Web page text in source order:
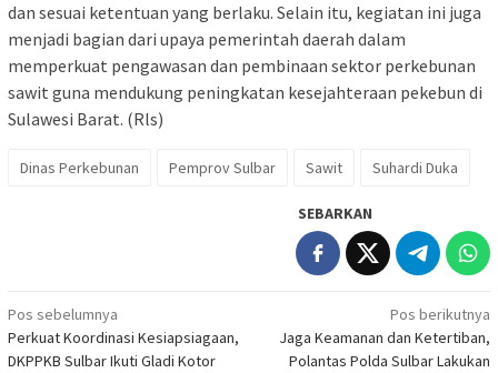
dan sesuai ketentuan yang berlaku. Selain itu, kegiatan ini juga
menjadi bagian dari upaya pemerintah daerah dalam
memperkuat pengawasan dan pembinaan sektor perkebunan
sawit guna mendukung peningkatan kesejahteraan pekebun di
Sulawesi Barat. (Rls)
Dinas Perkebunan Pemprov Sulbar Sawit Suhardi Duka
SEBARKAN
Navigasi
pos
Pos sebelumnya
Perkuat Koordinasi Kesiapsiagaan,
DKPPKB Sulbar Ikuti Gladi Kotor
Pos berikutnya
Jaga Keamanan dan Ketertiban,
Polantas Polda Sulbar Lakukan